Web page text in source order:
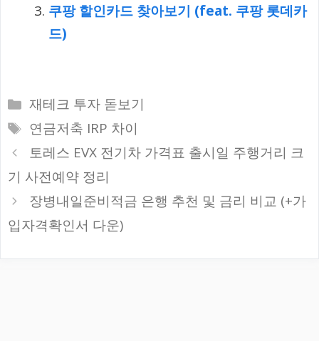
쿠팡 할인카드 찾아보기 (feat. 쿠팡 롯데카
드)
카
테
고
리
재테크 투자 돋보기
태
그
연금저축 IRP 차이
토레스 EVX 전기차 가격표 출시일 주행거리 크
기 사전예약 정리
장병내일준비적금 은행 추천 및 금리 비교 (+가
입자격확인서 다운)